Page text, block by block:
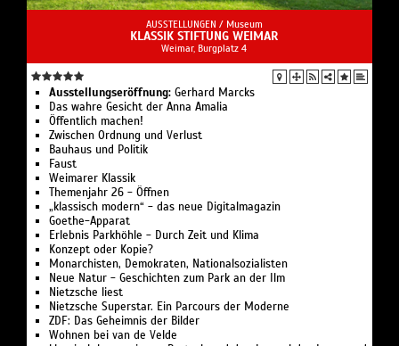
AUSSTELLUNGEN / Museum
KLASSIK STIFTUNG WEIMAR
Weimar, Burgplatz 4
Ausstellungseröffnung: Gerhard Marcks
Das wahre Gesicht der Anna Amalia
Öffentlich machen!
Zwischen Ordnung und Verlust
Bauhaus und Politik
Faust
Weimarer Klassik
Themenjahr 26 - Öffnen
„klassisch modern“ - das neue Digitalmagazin
Goethe-Apparat
Erlebnis Parkhöhle - Durch Zeit und Klima
Konzept oder Kopie?
Monarchisten, Demokraten, Nationalsozialisten
Neue Natur - Geschichten zum Park an der Ilm
Nietzsche liest
Nietzsche Superstar. Ein Parcours der Moderne
ZDF: Das Geheimnis der Bilder
Wohnen bei van de Velde